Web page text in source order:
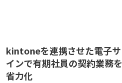
kintoneを連携させた電子サ
インで有期社員の契約業務を
省力化